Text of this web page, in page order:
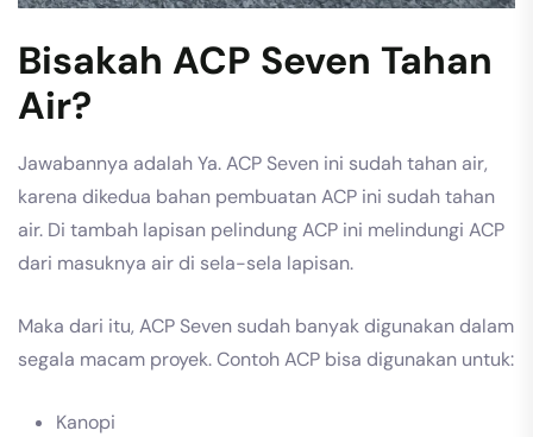
Bisakah ACP Seven Tahan
Air?
Jawabannya adalah Ya. ACP Seven ini sudah tahan air,
karena dikedua bahan pembuatan ACP ini sudah tahan
air. Di tambah lapisan pelindung ACP ini melindungi ACP
dari masuknya air di sela-sela lapisan.
Maka dari itu, ACP Seven sudah banyak digunakan dalam
segala macam proyek. Contoh ACP bisa digunakan untuk:
Kanopi